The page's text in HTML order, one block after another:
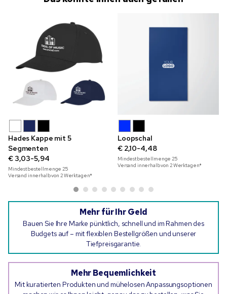
Hades Kappe mit 5
Segmenten
€ 3,03-5,94
Mindestbestellmenge25
Versand innerhalb von 2 Werktagen*
Loopschal
€ 2,10-4,48
Mindestbestellmenge25
Versand innerhalb von 2 Werktagen*
Mehr für Ihr Geld
Bauen Sie Ihre Marke pünktlich, schnell und im Rahmen des
Budgets auf – mit flexiblen Bestellgrößen und unserer
Tiefpreisgarantie.
Mehr Bequemlichkeit
Mit kuratierten Produkten und mühelosen Anpassungsoptionen